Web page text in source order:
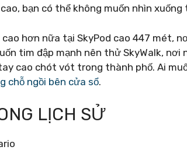
bạn có thể không muốn nhìn
hơn nữa tại SkyPod cao 447 mét,
tim đập mạnh nên thử SkyWalk,
cao chót vót trong thành phố. Ai
chỗ ngồi bên cửa sổ.
LỊCH SỬ